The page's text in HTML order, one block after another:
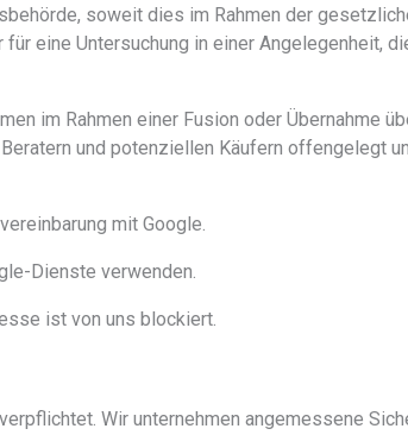
soweit dies im Rahmen der
eine Untersuchung in einer Angelegenheit,
im Rahmen einer Fusion oder Übernahme
und potenziellen Käufern offengelegt
mit Google.
Dienste verwenden.
ist von uns blockiert.
Wir unternehmen angemessene